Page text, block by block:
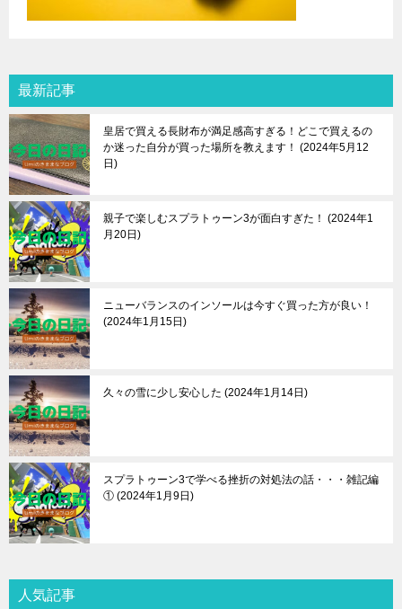
最新記事
皇居で買える長財布が満足感高すぎる！どこで買えるの
か迷った自分が買った場所を教えます！
2024年5月12
日
親子で楽しむスプラトゥーン3が面白すぎた！
2024年1
月20日
ニューバランスのインソールは今すぐ買った方が良い！
2024年1月15日
久々の雪に少し安心した 2024年1月14日
スプラトゥーン3で学べる挫折の対処法の話・・・雑記編
① 2024年1月9日
人気記事